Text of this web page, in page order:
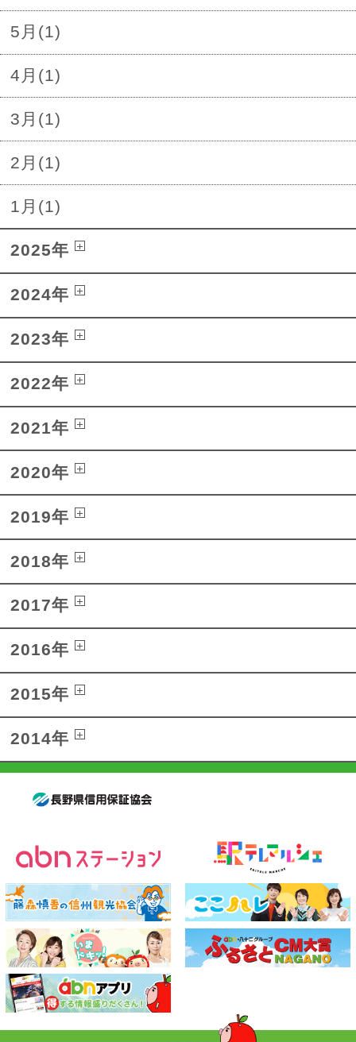
5月(1)
4月(1)
3月(1)
2月(1)
1月(1)
2025年
2024年
2023年
2022年
2021年
2020年
2019年
2018年
2017年
2016年
2015年
2014年